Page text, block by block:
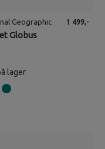
Geographic
Globus
1 499,-
lager